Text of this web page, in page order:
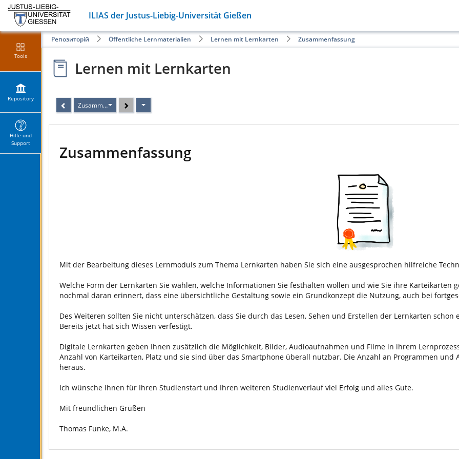
ILIAS der Justus-Liebig-Universität Gießen
Tools
Repository
Hilfe und
Support
Репозиторій Öffentliche Lernmaterialien Lernen mit Lernkarten Zusammenfassung
Lernen mit Lernkarten
Zusammenfassung
Zusammenfassung
Mit der Bearbeitung dieses Lernmoduls zum Thema Lernkarten haben Sie sich eine ausgesprochen hilfreiche
Welche Form der Lernkarten Sie wählen, welche Informationen Sie festhalten wollen und wie Sie ihre Karteikarten
nochmal daran erinnert, dass eine übersichtliche Gestaltung sowie ein Grundkonzept die Nutzung, auch bei
Des Weiteren sollten Sie nicht unterschätzen, dass Sie durch das Lesen, Sehen und Erstellen der Lernkarten
Bereits jetzt hat sich Wissen verfestigt.
Digitale Lernkarten geben Ihnen zusätzlich die Möglichkeit, Bilder, Audioaufnahmen und Filme in ihrem
Anzahl von Karteikarten, Platz und sie sind über das Smartphone überall nutzbar. Die Anzahl an Programmen und
heraus.
Ich wünsche Ihnen für Ihren Studienstart und Ihren weiteren Studienverlauf viel Erfolg und alles Gute.
Mit freundlichen Grüßen
Thomas Funke, M.A.